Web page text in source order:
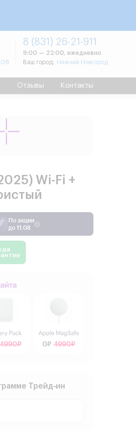
8 (831) 26-21-911
9:00 — 22:00, ежедневно
Ваш город:
Нижний Новгород
Отзывы Контакты
Wi-Fi +
По акции
до 11.08
Трейд‑ин